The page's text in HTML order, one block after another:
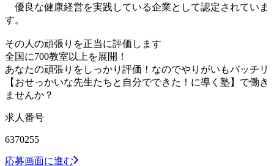
優良な健康経営を実践している企業として認定されていま
す。
その人の頑張りを正当に評価します
全国に700教室以上を展開！
あなたの頑張りをしっかり評価！なのでやりがいもバッチリ
【おせっかいな先生たちと自分でできた！に導く塾】で働き
ませんか？
求人番号
6370255
応募画面に進む